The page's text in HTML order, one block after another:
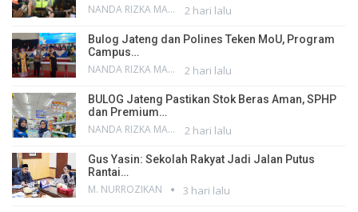
NANDA RIZKA MAHENDRA 2 hari lalu
Bulog Jateng dan Polines Teken MoU, Program
Campus…
NANDA RIZKA MAHENDRA 2 hari lalu
BULOG Jateng Pastikan Stok Beras Aman, SPHP
dan Premium…
NANDA RIZKA MAHENDRA 2 hari lalu
Gus Yasin: Sekolah Rakyat Jadi Jalan Putus
Rantai…
M. NURROZIKAN 3 hari lalu